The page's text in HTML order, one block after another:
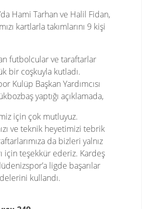
Hami Tarhan ve Halil Fidan,
kartlarla takımlarını 9 kişi
futbolcular ve taraftarlar
bir coşkuyla kutladı.
Kulüp Başkan Yardımcısı
yaptığı açıklamada,
için çok mutluyuz.
ve teknik heyetimizi tebrik
da bizleri yalnız
için teşekkür ederiz. Kardeş
ligde başarılar
kullandı.